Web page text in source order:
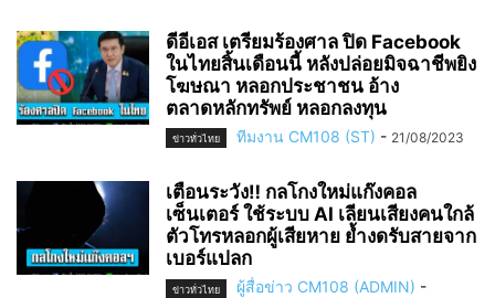
ดีอีเอส เตรียมร้องศาล ปิด Facebook
ในไทยสิ้นเดือนนี้ หลังปล่อยมิจฉาชีพยิง
โฆษณา หลอกประชาชน อ้าง
ตลาดหลักทรัพย์ หลอกลงทุน
ข่าวทั่วไทย ทีมงาน CM108 (ST) - 21/08/2023
เตือนระวัง‼️ กลโกงใหม่แก๊งคอล
เซ็นเตอร์ ใช้ระบบ AI เลียนเสียงคนใกล้
ตัวโทรหลอกผู้เสียหาย ย้ำงดรับสายจาก
เบอร์แปลก
ข่าวทั่วไทย ผู้สื่อข่าว CM108 (ADMIN) -